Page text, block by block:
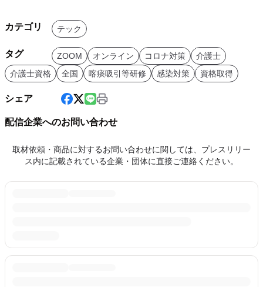
カテゴリ テック
タグ ZOOM オンライン コロナ対策
介護士
介護士資格
全国 喀痰吸引等研修 感染対策 資格取得
シェア
配信企業へのお問い合わせ
取材依頼・商品に対するお問い合わせに関しては、プレスリリー
ス内に記載されている企業・団体に直接ご連絡ください。